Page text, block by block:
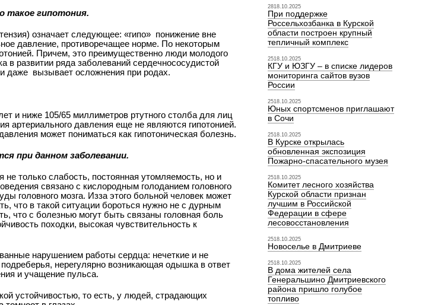
такое гипотония.
означает следующее: «гипо» ­ понижение вне
давление, противоречащее норме. По некоторым
Причем, это преимущественно люди молодого
в развитии ряда заболеваний сердечно­сосудистой
даже вызывает осложнения при родах.
и ниже 105/65 миллиметров ртутного столба для лиц
артериального давления еще не являются гипотонией.
может пониматься как гипотоническая болезнь.
при данном заболевании.
не только слабость, постоянная утомляемость, но и
связано с кислородным голоданием головного
головного мозга. Из­за этого больной человек может
что в такой ситуации бороться нужно не с дурным
что с болезнью могут быть связаны головная боль
походки, высокая чувствительность к
нарушением работы сердца: нечеткие и не
нерегулярно возникающая одышка в ответ
и учащение пульса.
устойчивостью, то есть, у людей, страдающих
2818.10.2025
При поддержке
Россельхозбанка в Курской
области построен крупный
тепличный комплекс
2518.10.2025
КГУ и ЮЗГУ – в списке лидеров
мониторинга сайтов вузов
России
2518.10.2025
Юных спортсменов приглашают
в Сочи
2518.10.2025
В Курске открылась
обновленная экспозиция
Пожарно-спасательного музея
2518.10.2025
Комитет лесного хозяйства
Курской области признан
лучшим в Российской
Федерации в сфере
лесовосстановления
2518.10.2025
Новоселье в Дмитриеве
2518.10.2025
В дома жителей села
Генеральшино Дмитриевского
района пришло голубое
топливо